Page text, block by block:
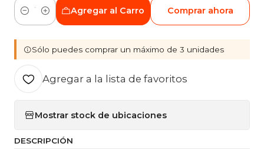
Cantidad
Agregar al Carro Comprar ahora
Sólo puedes comprar un máximo de 3 unidades
Agregar a la lista de favoritos
Mostrar stock de ubicaciones
DESCRIPCIÓN